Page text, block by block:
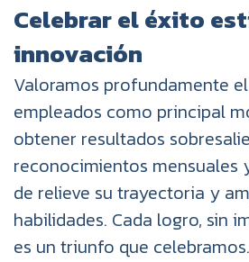
Celebrar el éxito
innovación
Valoramos profundamente
empleados como principal
obtener resultados
reconocimientos mensuales
de relieve su trayectoria y
habilidades. Cada logro, sin
es un triunfo que celebramos.